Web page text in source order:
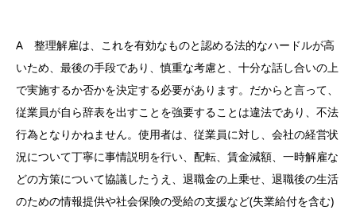
A 整理解雇は、これを有効なものと認める法的なハードルが高
いため、最後の手段であり、慎重な考慮と、十分な話し合いの上
で実施するか否かを決定する必要があります。だからと言って、
従業員が自ら辞表を出すことを強要することは違法であり、不法
行為となりかねません。使用者は、従業員に対し、会社の経営状
況について丁寧に事情説明を行い、配転、賃金減額、一時解雇な
どの方策について協議したうえ、退職金の上乗せ、退職後の生活
のための情報提供や社会保険の受給の支援など(失業給付を含む)